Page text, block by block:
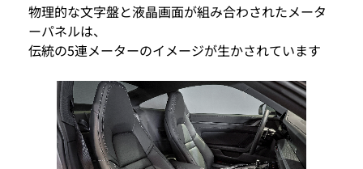
物理的な文字盤と液晶画面が組み合わされたメータ
ーパネルは、
伝統の5連メーターのイメージが生かされています